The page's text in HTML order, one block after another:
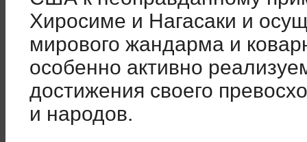
Хиросиме и Нагасаки и
мирового жандарма и
особенно активно
достижения своего
и народов.